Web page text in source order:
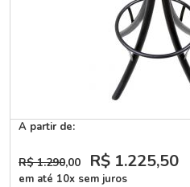
A partir de:
R$ 1.290,00 R$ 1.225,50
em até 10x sem juros